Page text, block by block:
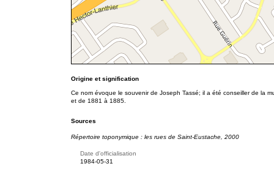
Origine et signification
Ce nom évoque le souvenir de Joseph Tassé; il a été conseiller de la
et de 1881 à 1885.
Sources
Répertoire toponymique : les rues de Saint-Eustache, 2000
Date d'officialisation
1984-05-31